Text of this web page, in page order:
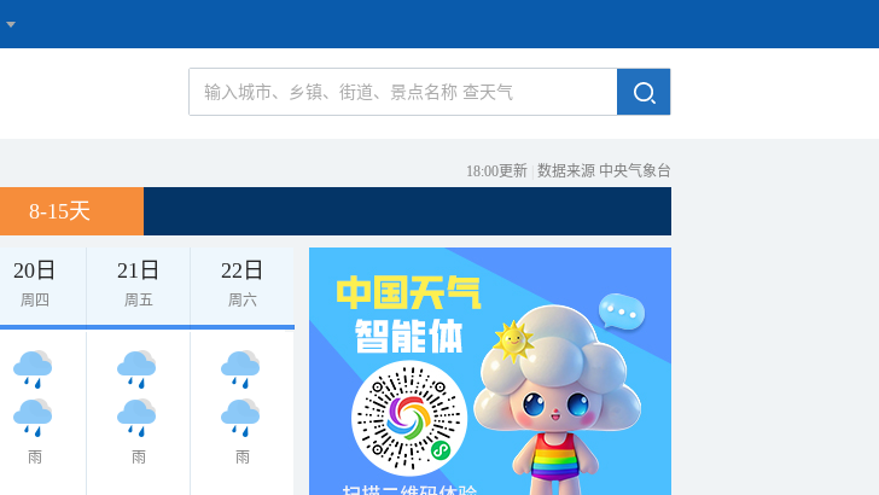
18:00更新 数据来源 中央气象台
8-15天
20日
周四
21日
周五
22日
周六
雨 雨 雨